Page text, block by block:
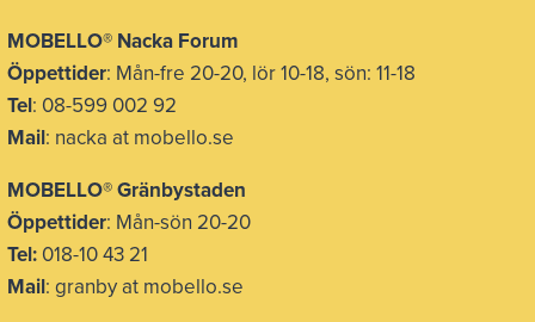
MOBELLO® Nacka Forum
Öppettider: Mån-fre 20-20, lör 10-18, sön: 11-18
Tel: 08-599 002 92
Mail: nacka at mobello.se
MOBELLO®Gränbystaden
Öppettider: Mån-sön 20-20
Tel: 018-10 43 21
Mail: granby at mobello.se